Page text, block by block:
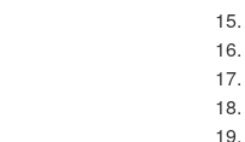
15.
16.
17.
18.
19.